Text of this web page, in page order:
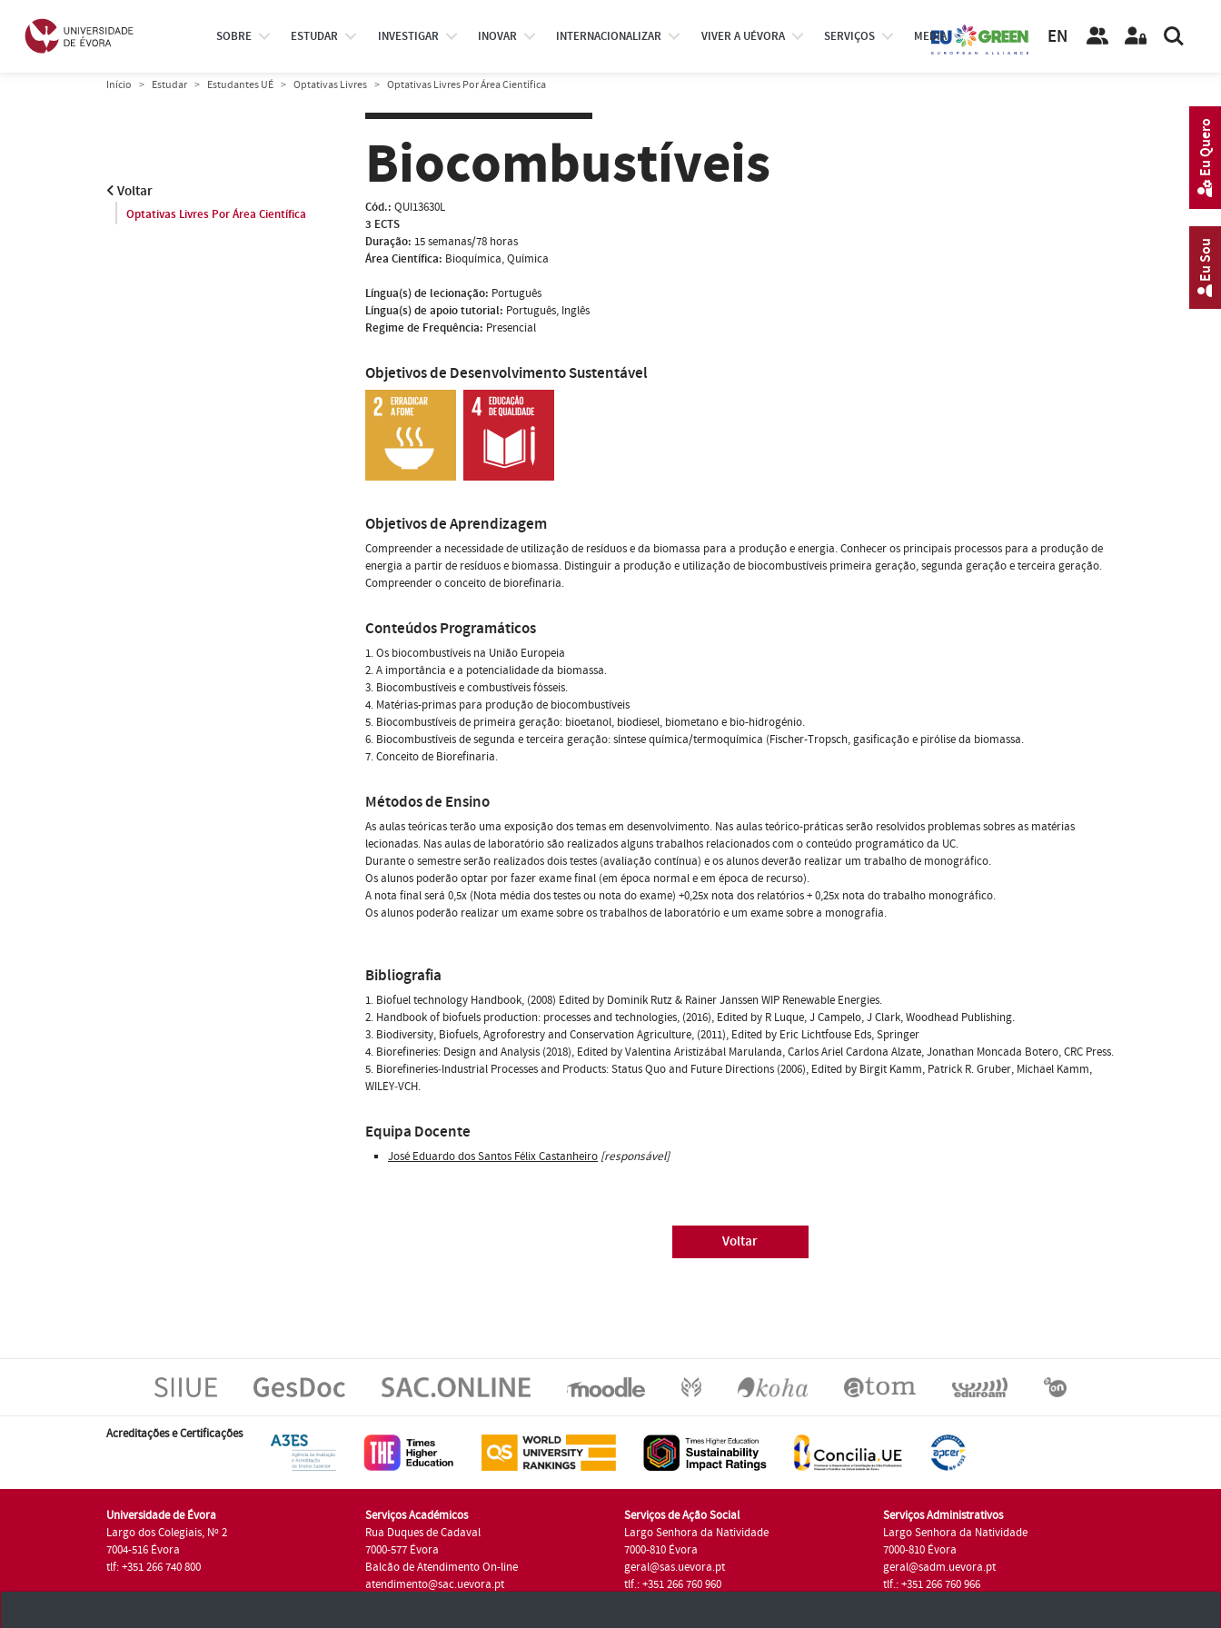
SOBRE ESTUDAR INVESTIGAR INOVAR INTERNACIONALIZAR VIVER A UÉVORA SERVIÇOS MEDIA EN
Início Estudar Estudantes UÉ Optativas Livres Optativas Livres Por Área Científica
Voltar
Optativas Livres Por Área Científica
Biocombustíveis
Cód.: QUI13630L
3 ECTS
Duração: 15 semanas/78 horas
Área Científica: Bioquímica, Química
Língua(s) de lecionação: Português
Língua(s) de apoio tutorial: Português, Inglês
Regime de Frequência: Presencial
Objetivos de Desenvolvimento Sustentável
Objetivos de Aprendizagem
Compreender a necessidade de utilização de resíduos e da biomassa para a produção e energia. Conhecer os principais processos para a produção de
energia a partir de resíduos e biomassa. Distinguir a produção e utilização de biocombustíveis primeira geração, segunda geração e terceira geração.
Compreender o conceito de biorefinaria.
Conteúdos Programáticos
1. Os biocombustíveis na União Europeia
2. A importância e a potencialidade da biomassa.
3. Biocombustíveis e combustíveis fósseis.
4. Matérias-primas para produção de biocombustíveis
5. Biocombustíveis de primeira geração: bioetanol, biodiesel, biometano e bio-hidrogénio.
6. Biocombustíveis de segunda e terceira geração: síntese química/termoquímica (Fischer-Tropsch, gasificação e pirólise da biomassa.
7. Conceito de Biorefinaria.
Métodos de Ensino
As aulas teóricas terão uma exposição dos temas em desenvolvimento. Nas aulas teórico-práticas serão resolvidos problemas sobres as matérias
lecionadas. Nas aulas de laboratório são realizados alguns trabalhos relacionados com o conteúdo programático da UC.
Durante o semestre serão realizados dois testes (avaliação contínua) e os alunos deverão realizar um trabalho de monográfico.
Os alunos poderão optar por fazer exame final (em época normal e em época de recurso).
A nota final será 0,5x (Nota média dos testes ou nota do exame) +0,25x nota dos relatórios + 0,25x nota do trabalho monográfico.
Os alunos poderão realizar um exame sobre os trabalhos de laboratório e um exame sobre a monografia.
Bibliografia
1. Biofuel technology Handbook, (2008) Edited by Dominik Rutz & Rainer Janssen WIP Renewable Energies.
2. Handbook of biofuels production: processes and technologies, (2016), Edited by R Luque, J Campelo, J Clark, Woodhead Publishing.
3. Biodiversity, Biofuels, Agroforestry and Conservation Agriculture, (2011), Edited by Eric Lichtfouse Eds, Springer
4. Biorefineries: Design and Analysis (2018), Edited by Valentina Aristizábal Marulanda, Carlos Ariel Cardona Alzate, Jonathan Moncada Botero, CRC Press.
5. Biorefineries‐Industrial Processes and Products: Status Quo and Future Directions (2006), Edited by Birgit Kamm, Patrick R. Gruber, Michael Kamm,
WILEY‐VCH.
Equipa Docente
José Eduardo dos Santos Félix Castanheiro [responsável]
Voltar
Acreditações e Certificações
Universidade de Évora
Largo dos Colegiais, Nº 2
7004-516 Évora
tlf: +351 266 740 800
Serviços Académicos
Rua Duques de Cadaval
7000-577 Évora
Balcão de Atendimento On-line
atendimento@sac.uevora.pt
Serviços de Ação Social
Largo Senhora da Natividade
7000-810 Évora
geral@sas.uevora.pt
tlf.: +351 266 760 960
Serviços Administrativos
Largo Senhora da Natividade
7000-810 Évora
geral@sadm.uevora.pt
tlf.: +351 266 760 966
Eu Sou
Eu Quero